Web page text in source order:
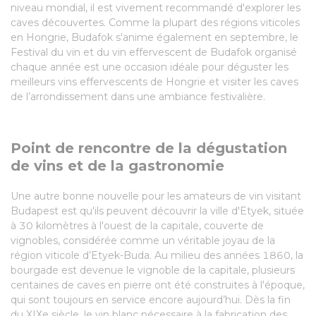
niveau mondial, il est vivement recommandé d'explorer les
caves découvertes. Comme la plupart des régions viticoles
en Hongrie, Budafok s'anime également en septembre, le
Festival du vin et du vin effervescent de Budafok organisé
chaque année est une occasion idéale pour déguster les
meilleurs vins effervescents de Hongrie et visiter les caves
de l’arrondissement dans une ambiance festivalière.
Point de rencontre de la dégustation
de vins et de la gastronomie
Une autre bonne nouvelle pour les amateurs de vin visitant
Budapest est qu'ils peuvent découvrir la ville d'Etyek, située
à 30 kilomètres à l'ouest de la capitale, couverte de
vignobles, considérée comme un véritable joyau de la
région viticole d’Etyek-Buda. Au milieu des années 1860, la
bourgade est devenue le vignoble de la capitale, plusieurs
centaines de caves en pierre ont été construites à l'époque,
qui sont toujours en service encore aujourd’hui. Dès la fin